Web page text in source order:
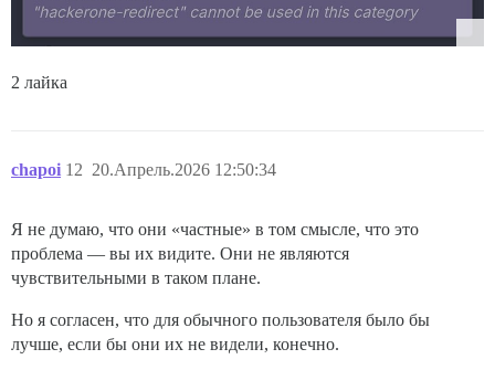
2 лайка
chapoi 20.Апрель.2026 12:50:34
12
Я не думаю, что они «частные» в том смысле, что это
проблема — вы их видите. Они не являются
чувствительными в таком плане.
Но я согласен, что для обычного пользователя было бы
лучше, если бы они их не видели, конечно.